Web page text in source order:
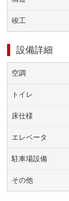
竣工
設備詳細
空調
トイレ
床仕様
エレベータ
駐車場設備
その他